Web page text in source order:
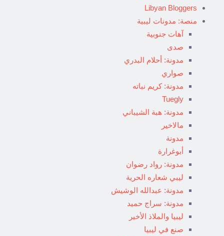
Libyan Bloggers
منصة: مدونات ليبية
آهات جنوبية
صدى
مدونة: أحلام البدري
صواري
مدونة: كريم نباته
Tuegly
مدونة: هبة الشيباني
مالاخير
مدونة
أبوغرارة
مدونة: رواد رضوان
ليبي شعاره الحرية
مدونة: عبدالله الوشيش
مدونة: سراج حميد
ليبيا والملاذ الأخير
صنع في ليبيا